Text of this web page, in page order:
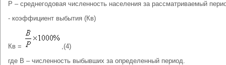
Р – среднегодовая численность населения за рассматриваемый
- коэффициент выбытия (Кв)
Кв =
,(4)
где В – численность выбывших за определенный период.